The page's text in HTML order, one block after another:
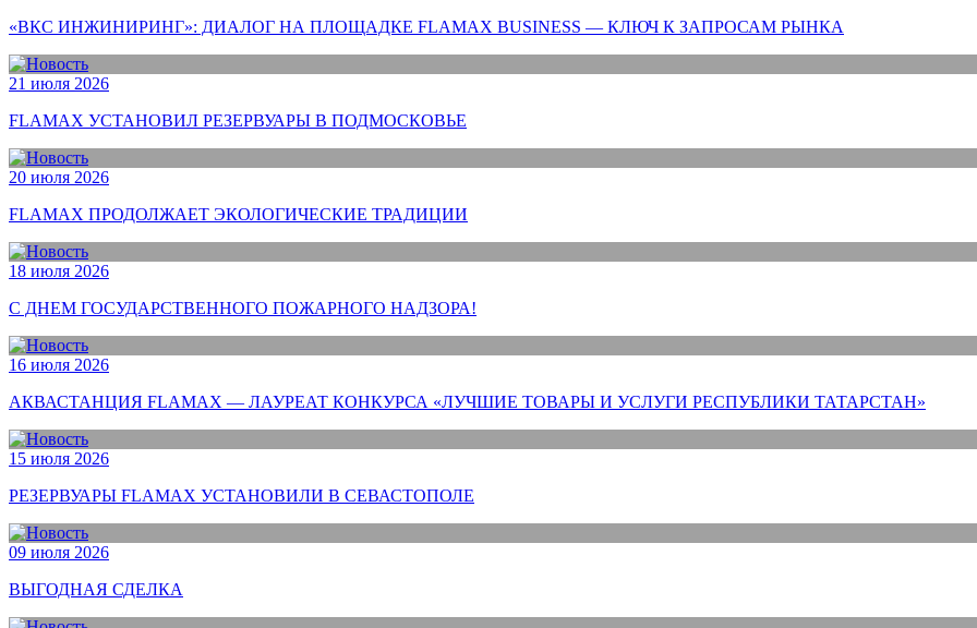
«ВКС ИНЖИНИРИНГ»: ДИАЛОГ НА ПЛОЩАДКЕ FLAMAX BUSINESS — КЛЮЧ К ЗАПРОСАМ РЫНКА
21 июля 2026
FLAMAX УСТАНОВИЛ РЕЗЕРВУАРЫ В ПОДМОСКОВЬЕ
20 июля 2026
FLAMAX ПРОДОЛЖАЕТ ЭКОЛОГИЧЕСКИЕ ТРАДИЦИИ
18 июля 2026
С ДНЕМ ГОСУДАРСТВЕННОГО ПОЖАРНОГО НАДЗОРА!
16 июля 2026
АКВАСТАНЦИЯ FLAMAX — ЛАУРЕАТ КОНКУРСА «ЛУЧШИЕ ТОВАРЫ И УСЛУГИ РЕСПУБЛИКИ ТАТАРСТАН»
15 июля 2026
РЕЗЕРВУАРЫ FLAMAX УСТАНОВИЛИ В СЕВАСТОПОЛЕ
09 июля 2026
ВЫГОДНАЯ СДЕЛКА